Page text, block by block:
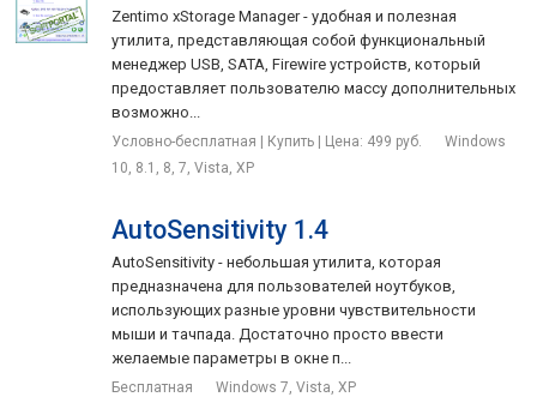
Zentimo xStorage Manager - удобная и полезная
утилита, представляющая собой функциональный
менеджер USB, SATA, Firewire устройств, который
предоставляет пользователю массу дополнительных
возможно...
Условно-бесплатная | Купить | Цена: 499 руб.
Windows
10, 8.1, 8, 7, Vista, XP
AutoSensitivity 1.4
AutoSensitivity - небольшая утилита, которая
предназначена для пользователей ноутбуков,
использующих разные уровни чувствительности
мыши и тачпада. Достаточно просто ввести
желаемые параметры в окне п...
Бесплатная Windows 7, Vista, XP